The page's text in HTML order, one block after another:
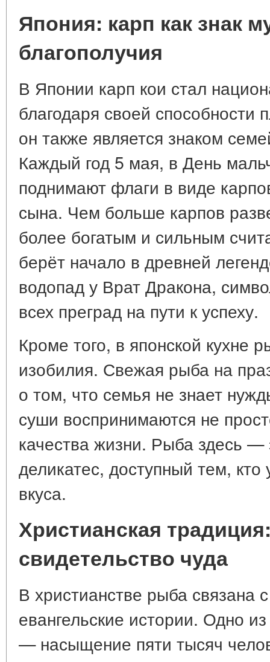
Япония: карп как знак
благополучия
В Японии карп кои стал
благодаря своей способности
он также является знаком
Каждый год 5 мая, в День
поднимают флаги в виде
сына. Чем больше карпов
более богатым и сильным
берёт начало в древней
водопад у Врат Дракона,
всех преград на пути к успеху.
Кроме того, в японской кухне
изобилия. Свежая рыба на
о том, что семья не знает
суши воспринимаются не
качества жизни. Рыба здесь —
деликатес, доступный тем, кто
вкуса.
Христианская
свидетельство чуда
В христианстве рыба связана
евангельские истории. Одно
— насыщение пяти тысяч